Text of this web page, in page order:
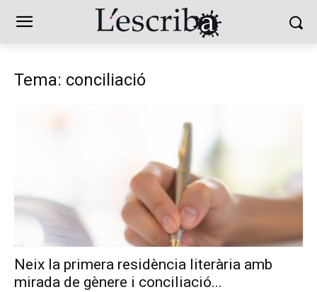
Tema: conciliació
Neix la primera residència literària amb
mirada de gènere i conciliació...